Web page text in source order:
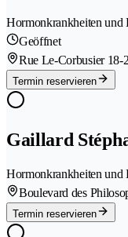
Hormonkrankheiten und
Geöffnet
Rue Le-Corbusier 18-
Termin reservieren
Gaillard
Hormonkrankheiten und
Boulevard des
Termin reservieren